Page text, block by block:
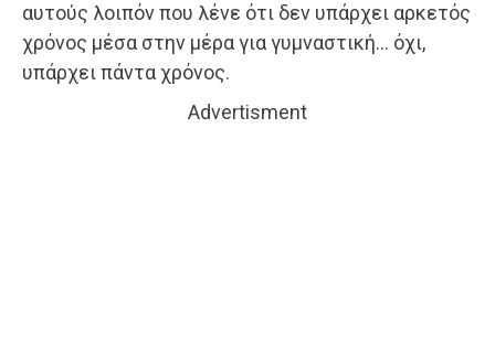
αυτούς λοιπόν που λένε ότι δεν υπάρχει αρκετός
χρόνος μέσα στην μέρα για γυμναστική… όχι,
υπάρχει πάντα χρόνος.
Advertisment